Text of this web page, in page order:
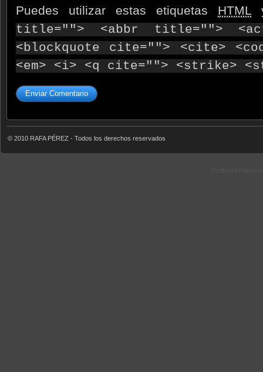
Puedes utilizar estas etiquetas HTML
title=""> <abbr title="">
<blockquote cite=""> <cite>
<em> <i> <q cite=""> <strike>
© 2010 RAFA PÉREZ - Todos los derechos reservados